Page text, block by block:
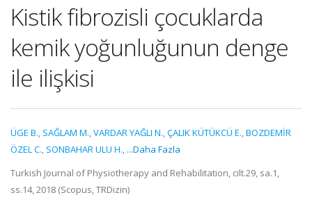
Kistik fibrozisli çocuklarda
kemik yoğunluğunun denge
ile ilişkisi
ÜGE B., SAĞLAM M.,VARDAR YAĞLI N.,ÇALIK KÜTÜKCÜ E.,BOZDEMİR
ÖZEL C., SONBAHAR ULU H., ...Daha Fazla
Turkish Journal of Physiotherapy and Rehabilitation, cilt.29, sa.1,
ss.14, 2018 (Scopus, TRDizin)